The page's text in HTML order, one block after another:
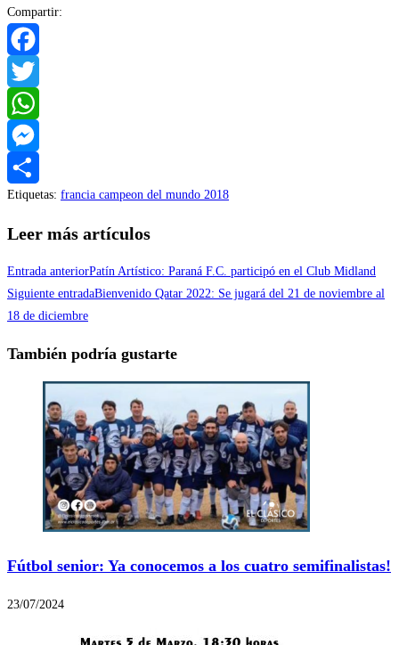
Compartir:
Facebook
Twitter
WhatsApp
Messenger
Compartir
Etiquetas: francia campeon del mundo 2018
Leer más artículos
Entrada anteriorPatín Artístico: Paraná F.C. participó en el Club Midland
Siguiente entradaBienvenido Qatar 2022: Se jugará del 21 de noviembre al
18 de diciembre
También podría gustarte
Fútbol senior: Ya conocemos a los cuatro semifinalistas!
23/07/2024